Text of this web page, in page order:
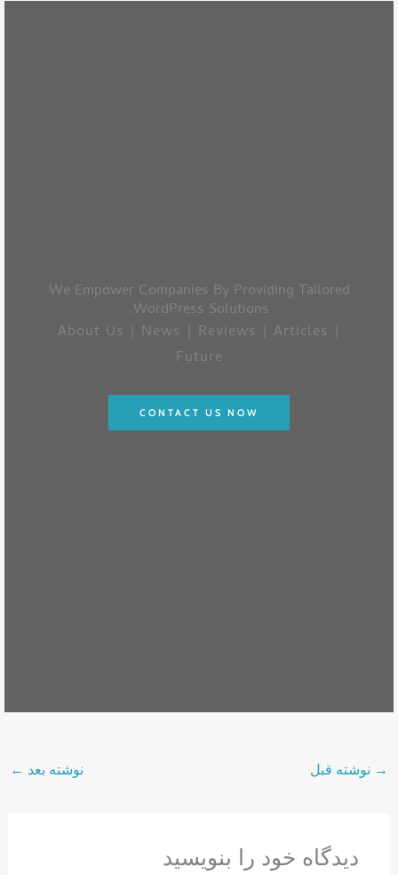
We Empower Companies By Providing Tailored
WordPress Solutions.
About Us | News | Reviews | Articles |
Future
CONTACT US NOW
→ نوشته قبل نوشته بعد ←
دیدگاه‌ خود را بنویسید